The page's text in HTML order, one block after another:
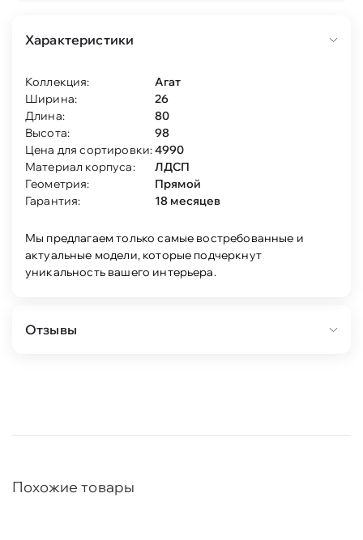
Характеристики
Коллекция:
Агат
Ширина:
26
Длина:
80
Высота:
98
Цена для сортировки:4990
Материал корпуса:
ЛДСП
Геометрия:
Прямой
Гарантия:
18 месяцев
Мы предлагаем только самые востребованные и
актуальные модели, которые подчеркнут
уникальность вашего интерьера.
Отзывы
Похожие товары